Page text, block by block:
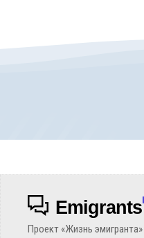
Emigrants
Проект «Жизнь